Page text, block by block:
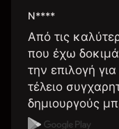
N****
Από τις
που έχω
την επιλογή
τέλειο
δημιουργούς